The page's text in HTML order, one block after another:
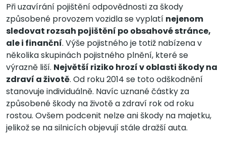
Při uzavírání pojištění odpovědnosti za škody
způsobené provozem vozidla se vyplatí nejenom
sledovat rozsah pojištění po obsahové stránce,
ale i finanční. Výše pojistného je totiž nabízena v
několika skupinách pojistného plnění, které se
výrazně liší. Největší riziko hrozí v oblasti škody na
zdraví a životě. Od roku 2014 se toto odškodnění
stanovuje individuálně. Navíc uznané částky za
způsobené škody na životě a zdraví rok od roku
rostou. Ovšem podcenit nelze ani škody na majetku,
jelikož se na silnicích objevují stále dražší auta.